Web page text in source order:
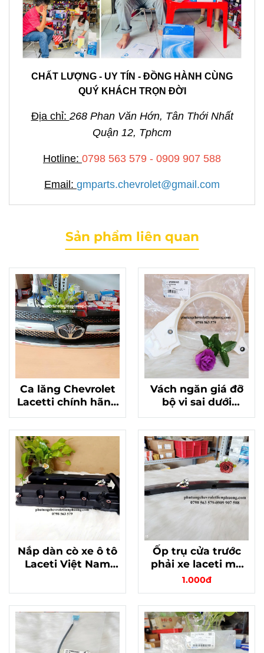
CHẤT LƯỢNG - UY TÍN - ĐỒNG HÀNH CÙNG
QUÝ KHÁCH TRỌN ĐỜI
Địa chỉ: 268 Phan Văn Hớn, Tân Thới Nhất
Quận 12, Tphcm
Hotline: 0798 563 579 - 0909 907 588
Email: gmparts.chevrolet@gmail.com
Sản phẩm liên quan
Ca lăng Chevrolet
Lacetti chính hãng
GM mã 96413046
Vách ngăn giá đỡ
bộ vi sai dưới
Laceti, Cruze,
Captiva C140 chính
hãng 24246165
Nắp dàn cò xe ô tô
Laceti Việt Nam
Ốp trụ cửa trước
phải xe laceti mã
96548099 chính
hãng gm
1.000đ